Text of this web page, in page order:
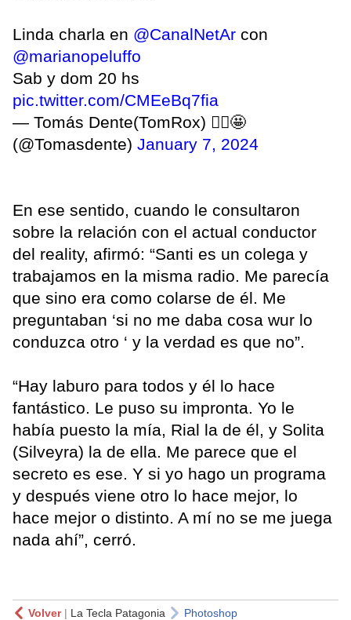
Linda charla en @CanalNetAr con
@marianopeluffo
Sab y dom 20 hs
pic.twitter.com/CMEeBq7fia
— Tomás Dente(TomRox) 🙋‍♂️🤩
(@Tomasdente) January 7, 2024
En ese sentido, cuando le consultaron
sobre la relación con el actual conductor
del reality, afirmó: “Santi es un colega y
trabajamos en la misma radio. Me parecía
que sino era como colarse de él. Me
preguntaban ‘si no me daba cosa wur lo
conduzca otro ‘ y la verdad es que no”.
“Hay laburo para todos y él lo hace
fantástico. Le puso su impronta. Yo le
había puesto la mía, Rial la de él, y Solita
(Silveyra) la de ella. Me parece que el
secreto es ese. Y si yo hago un programa
y después viene otro lo hace mejor, lo
hace mejor o distinto. A mí no se me juega
nada ahí”, cerró.
Volver| La Tecla Patagonia Photoshop